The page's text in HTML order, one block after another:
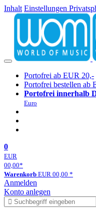
Inhalt Einstellungen
Portofrei ab EUR 20,-
Portofrei bestellen ab
Portofrei innerhalb
Euro
0
EUR
00,00*
Warenkorb EUR 00,00 *
Anmelden
Konto anlegen